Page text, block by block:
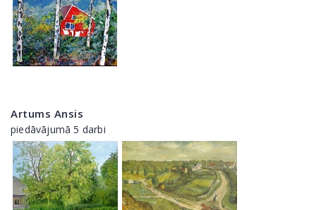
Artums Ansis
piedāvājumā 5 darbi